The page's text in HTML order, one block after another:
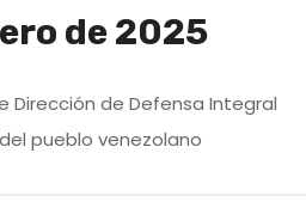
de 2025
Dirección de Defensa Integral
pueblo venezolano